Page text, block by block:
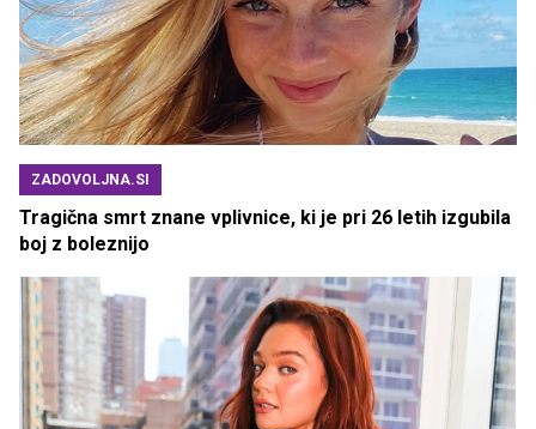
ZADOVOLJNA.SI
Tragična smrt znane vplivnice, ki je pri 26 letih izgubila
boj z boleznijo